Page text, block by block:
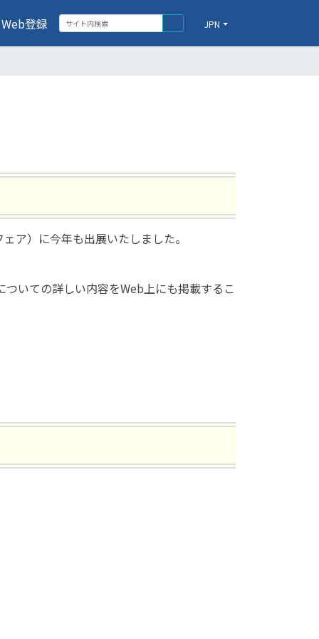
Web登録 JPN
ア）に今年も出展いたしました。
いての詳しい内容をWeb上にも掲載するこ